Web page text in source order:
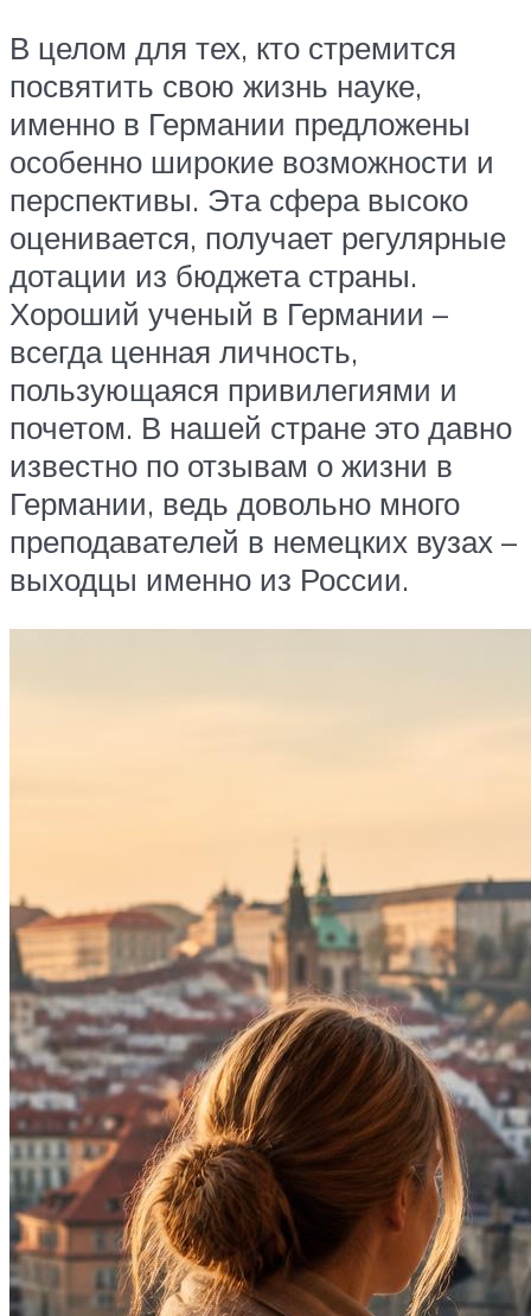
В целом для тех, кто стремится
посвятить свою жизнь науке,
именно в Германии предложены
особенно широкие возможности и
перспективы. Эта сфера высоко
оценивается, получает регулярные
дотации из бюджета страны.
Хороший ученый в Германии –
всегда ценная личность,
пользующаяся привилегиями и
почетом. В нашей стране это давно
известно по отзывам о жизни в
Германии, ведь довольно много
преподавателей в немецких вузах –
выходцы именно из России.